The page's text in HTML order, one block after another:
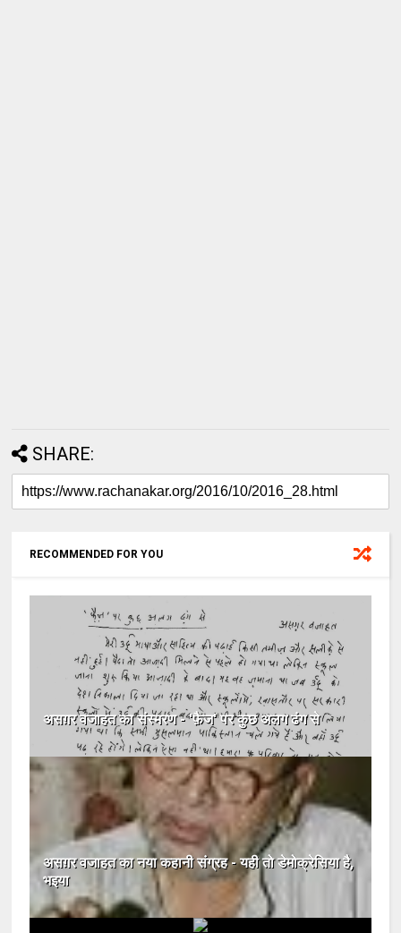
SHARE:
RECOMMENDED FOR YOU
असग़र वजाहत का संस्मरण - 'फ़ैज' पर कुछ अलग ढंग से
असग़र वजाहत का नया कहानी संग्रह - यही तो डेमोक्रेसिया है,
भइया